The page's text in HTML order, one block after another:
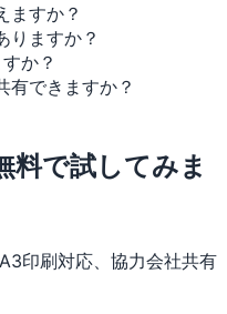
ますか？
りますか？
か？
有できますか？
料で試してみま
印刷対応、協力会社共有